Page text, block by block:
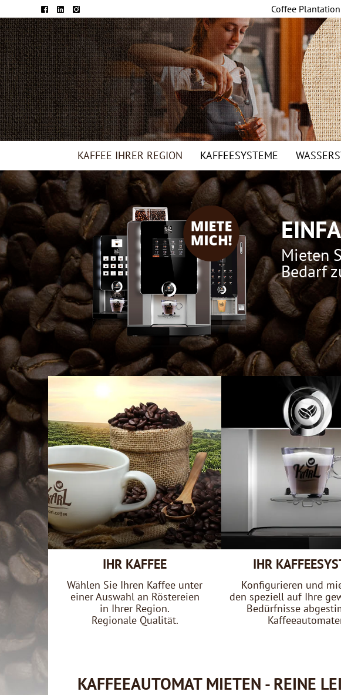
Coffee
KAFFEE IHRER REGION KAFFEESYSTEME
Mieten
Bedarf
IHR KAFFEE
Wählen Sie Ihren Kaffee unter
einer Auswahl an Röstereien
in Ihrer Region.
Regionale Qualität.
IHR
Konfigurieren und
den speziell auf Ihre
Bedürfnisse
KAFFEEAUTOMAT MIETEN - REINE